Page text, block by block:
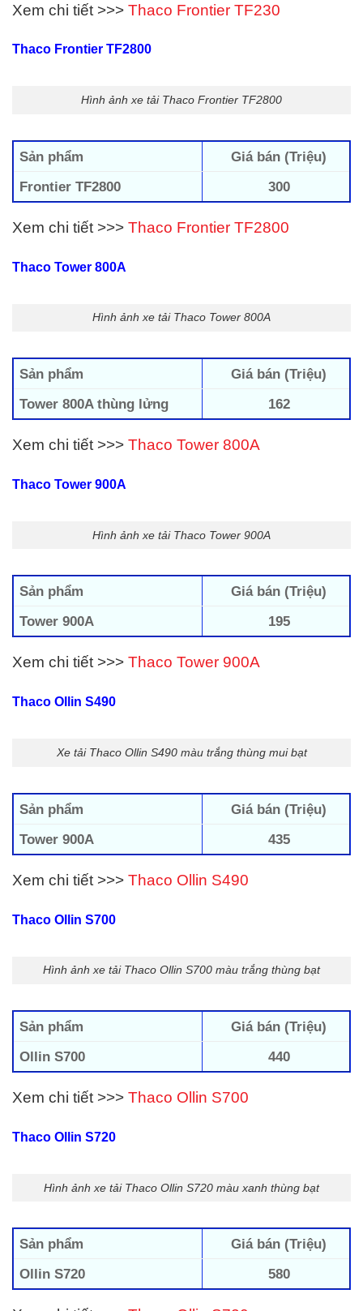
Xem chi tiết >>> Thaco Frontier TF230
Thaco Frontier TF2800
Hình ảnh xe tải Thaco Frontier TF2800
Sản phẩm
Giá bán (Triệu)
Frontier TF2800
300
Xem chi tiết >>> Thaco Frontier TF2800
Thaco Tower 800A
Hình ảnh xe tải Thaco Tower 800A
Sản phẩm
Giá bán (Triệu)
Tower 800A thùng lửng
162
Xem chi tiết >>> Thaco Tower 800A
Thaco Tower 900A
Hình ảnh xe tải Thaco Tower 900A
Sản phẩm
Giá bán (Triệu)
Tower 900A
195
Xem chi tiết >>> Thaco Tower 900A
Thaco Ollin S490
Xe tải Thaco Ollin S490 màu trắng thùng mui bạt
Sản phẩm
Giá bán (Triệu)
Tower 900A
435
Xem chi tiết >>> Thaco Ollin S490
Thaco Ollin S700
Hình ảnh xe tải Thaco Ollin S700 màu trắng thùng bạt
Sản phẩm
Giá bán (Triệu)
Ollin S700
440
Xem chi tiết >>> Thaco Ollin S700
Thaco Ollin S720
Hình ảnh xe tải Thaco Ollin S720 màu xanh thùng bạt
Sản phẩm
Giá bán (Triệu)
Ollin S720
580